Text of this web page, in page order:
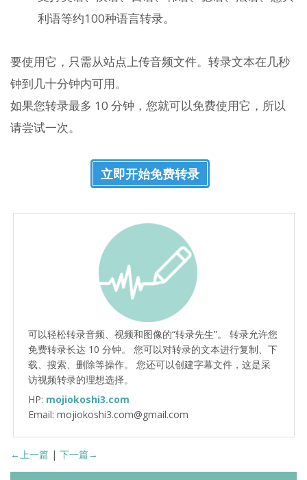
利语等约100种语言转录。
要使用它，只需从站点上传音频文件。转录文本在几秒
钟到几十分钟内可用。
如果您转录最多 10 分钟，您就可以免费使用它，所以
请尝试一次。
立即开始免费转录
可以轻松转录音频、视频和图像的“转录先生”。 转录允许您
免费转录长达 10 分钟。 您可以对转录的文本进行复制、下
载、搜索、删除等操作。 您还可以创建字幕文件，这是采
访视频转录的理想选择。
HP: mojiokoshi3.com
Email: mojiokoshi3.com@gmail.com
←上一篇 | 下一篇→